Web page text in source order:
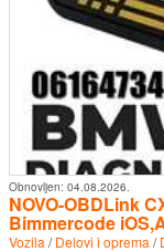
Obnovljen: 04.08.2026.
NOVO-OBDLink
Bimmercode
Vozila /Delovi i oprema /